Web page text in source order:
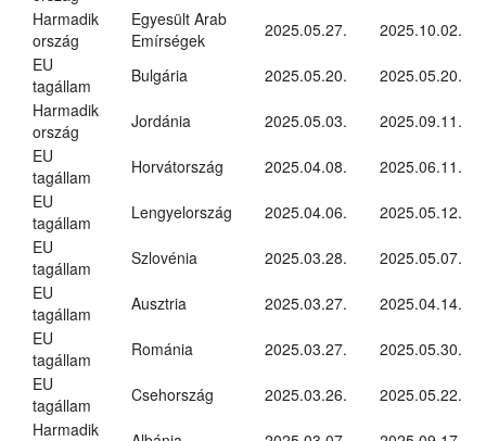
Harmadik
ország
Egyesült Arab
Emírségek
2025.05.27.
2025.10.02.
EU
tagállam
Bulgária 2025.05.20.
2025.05.20.
Harmadik
ország
Jordánia 2025.05.03.
2025.09.11.
EU
tagállam
Horvátország 2025.04.08.
2025.06.11.
EU
tagállam
Lengyelország 2025.04.06.
2025.05.12.
EU
tagállam
Szlovénia 2025.03.28.
2025.05.07.
EU
tagállam
Ausztria 2025.03.27.
2025.04.14.
EU
tagállam
Románia 2025.03.27.
2025.05.30.
EU
tagállam
Csehország 2025.03.26.
2025.05.22.
Harmadik